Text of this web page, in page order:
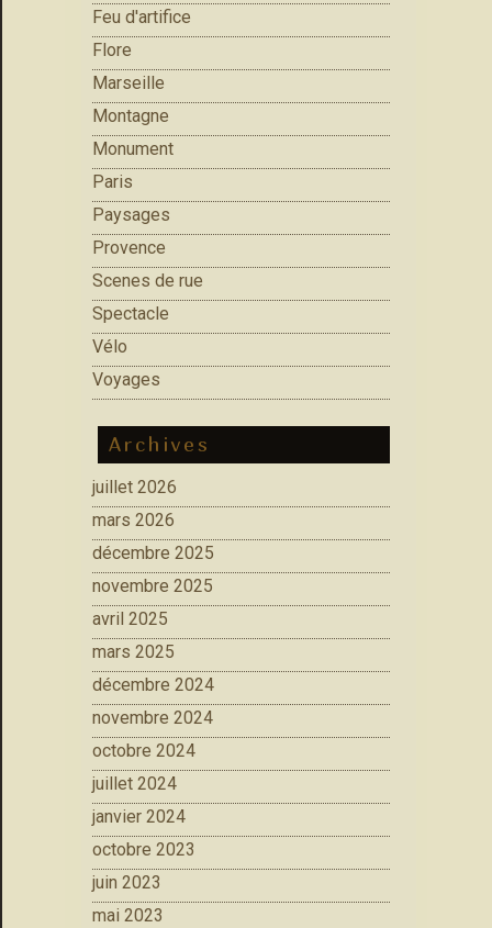
Feu d'artifice
Flore
Marseille
Montagne
Monument
Paris
Paysages
Provence
Scenes de rue
Spectacle
Vélo
Voyages
Archives
juillet 2026
mars 2026
décembre 2025
novembre 2025
avril 2025
mars 2025
décembre 2024
novembre 2024
octobre 2024
juillet 2024
janvier 2024
octobre 2023
juin 2023
mai 2023